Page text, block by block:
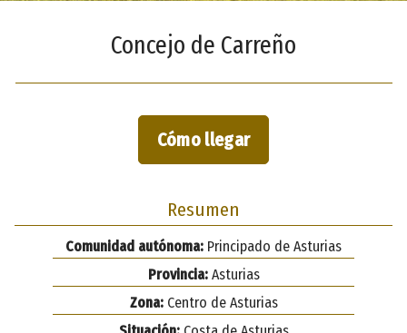
Concejo de Carreño
Cómo llegar
Resumen
Comunidad autónoma: Principado de Asturias
Provincia:Asturias
Zona:Centro de Asturias